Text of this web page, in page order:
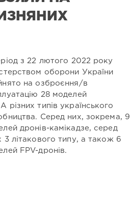
з 22 лютого 2022 року
оборони України
на озброєння/в
28 моделей
різних типів українського
Серед них, зокрема, 9
дронів-камікадзе, серед
3 літакового типу, а також 6
FPV-дронів.